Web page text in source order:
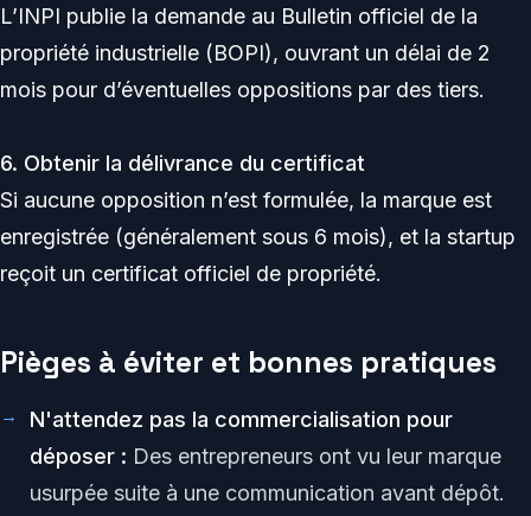
L’INPI publie la demande au Bulletin officiel de la
propriété industrielle (BOPI), ouvrant un délai de 2
mois pour d’éventuelles oppositions par des tiers.
6. Obtenir la délivrance du certificat
Si aucune opposition n’est formulée, la marque est
enregistrée (généralement sous 6 mois), et la startup
reçoit un certificat officiel de propriété.
Pièges à éviter et bonnes pratiques
N'attendez pas la commercialisation pour
déposer : Des entrepreneurs ont vu leur marque
usurpée suite à une communication avant dépôt.